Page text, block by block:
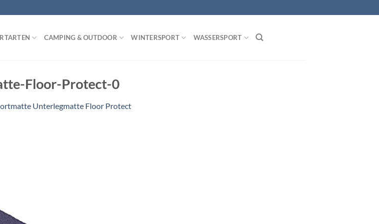
CAMPING & OUTDOOR WINTERSPORT WASSERSPORT
Floor-Protect-0
Unterlegmatte Floor Protect